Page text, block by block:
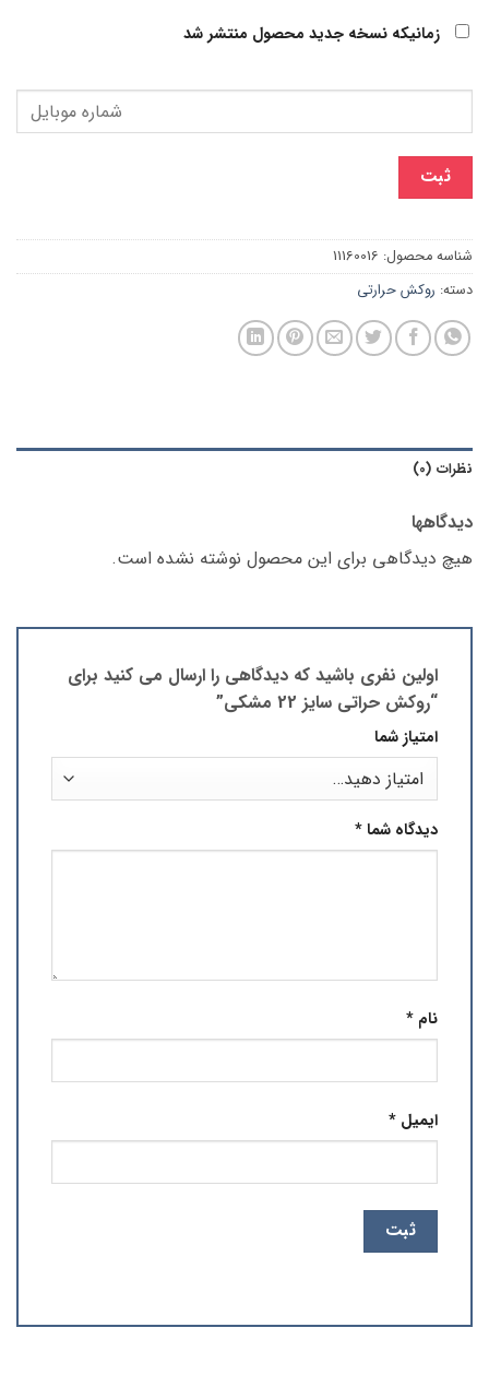
زمانیکه نسخه جدید محصول منتشر شد
ثبت
شناسه محصول: 11160016
دسته: روکش حرارتی
نظرات (0)
دیدگاهها
هیچ دیدگاهی برای این محصول نوشته نشده است.
اولین نفری باشید که دیدگاهی را ارسال می کنید برای
“روکش حراتی سایز 22 مشکی”
امتیاز شما
دیدگاه شما*
نام *
ایمیل *